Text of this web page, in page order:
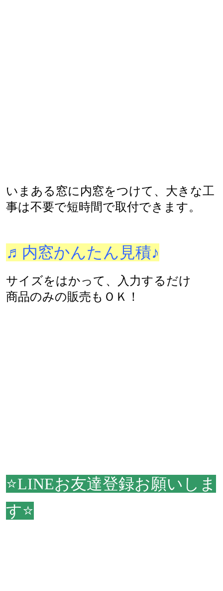
いまある窓に内窓をつけて、大きな工
事は不要で短時間で取付できます。
♬内窓かんたん見積♪
サイズをはかって、入力するだけ
商品のみの販売もＯＫ！
⭐LINEお友達登録お願いしま
す⭐